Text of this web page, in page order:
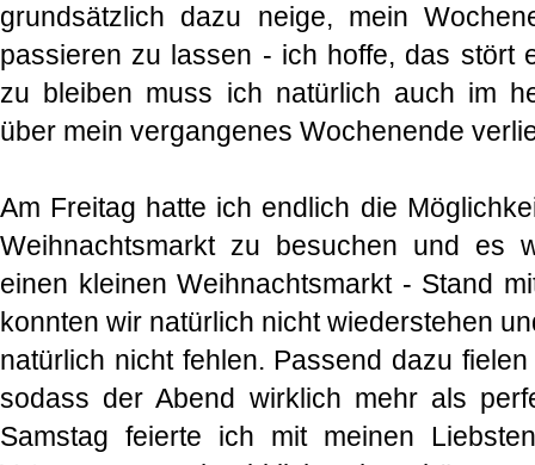
grundsätzlich dazu neige, mein
passieren zu lassen - ich hoffe, das stört
zu bleiben muss ich natürlich auch im
über mein vergangenes Wochenende
Am Freitag hatte ich endlich die
Weihnachtsmarkt zu besuchen und es
einen kleinen Weihnachtsmarkt - Stand
konnten wir natürlich nicht wiederstehen
natürlich nicht fehlen. Passend dazu
sodass der Abend wirklich mehr als
Samstag feierte ich mit meinen